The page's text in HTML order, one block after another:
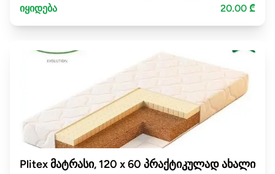
იყიდება 20.00 ₾
Plitex მატრასი, 120 x 60 პრაქტიკულად ახალი